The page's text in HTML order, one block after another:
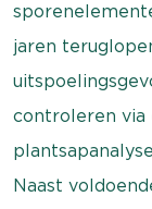
jaren
controleren via
Naast